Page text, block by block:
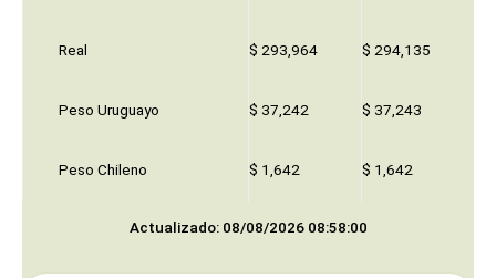
Real $ 293,964 $ 294,135
Peso Uruguayo $ 37,242 $ 37,243
Peso Chileno $ 1,642 $ 1,642
Actualizado: 08/08/2026 08:58:00